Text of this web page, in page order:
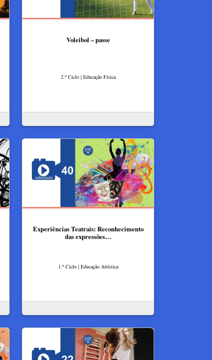
Voleibol – passe
2.º Ciclo | Educação Física
Experiências Teatrais: Reconhecimento
das expressões…
1.º Ciclo | Educação Artística